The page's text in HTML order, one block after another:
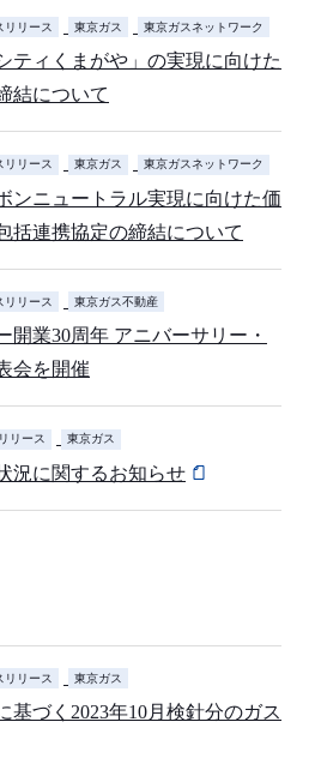
リリース 東京ガス 東京ガスネットワーク
ティくまがや」の実現に向けた
結について
リリース 東京ガス 東京ガスネットワーク
ンニュートラル実現に向けた価
括連携協定の締結について
リリース 東京ガス不動産
開業30周年 アニバーサリー・
会を開催
リース 東京ガス
況に関するお知らせ
リリース 東京ガス
基づく2023年10月検針分のガス